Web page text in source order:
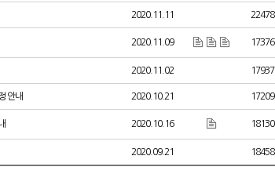
2020.11.11 22478
2020.11.09 17376
2020.11.02 17937
안내 2020.10.21 17209
2020.10.16 18130
2020.09.21 18458